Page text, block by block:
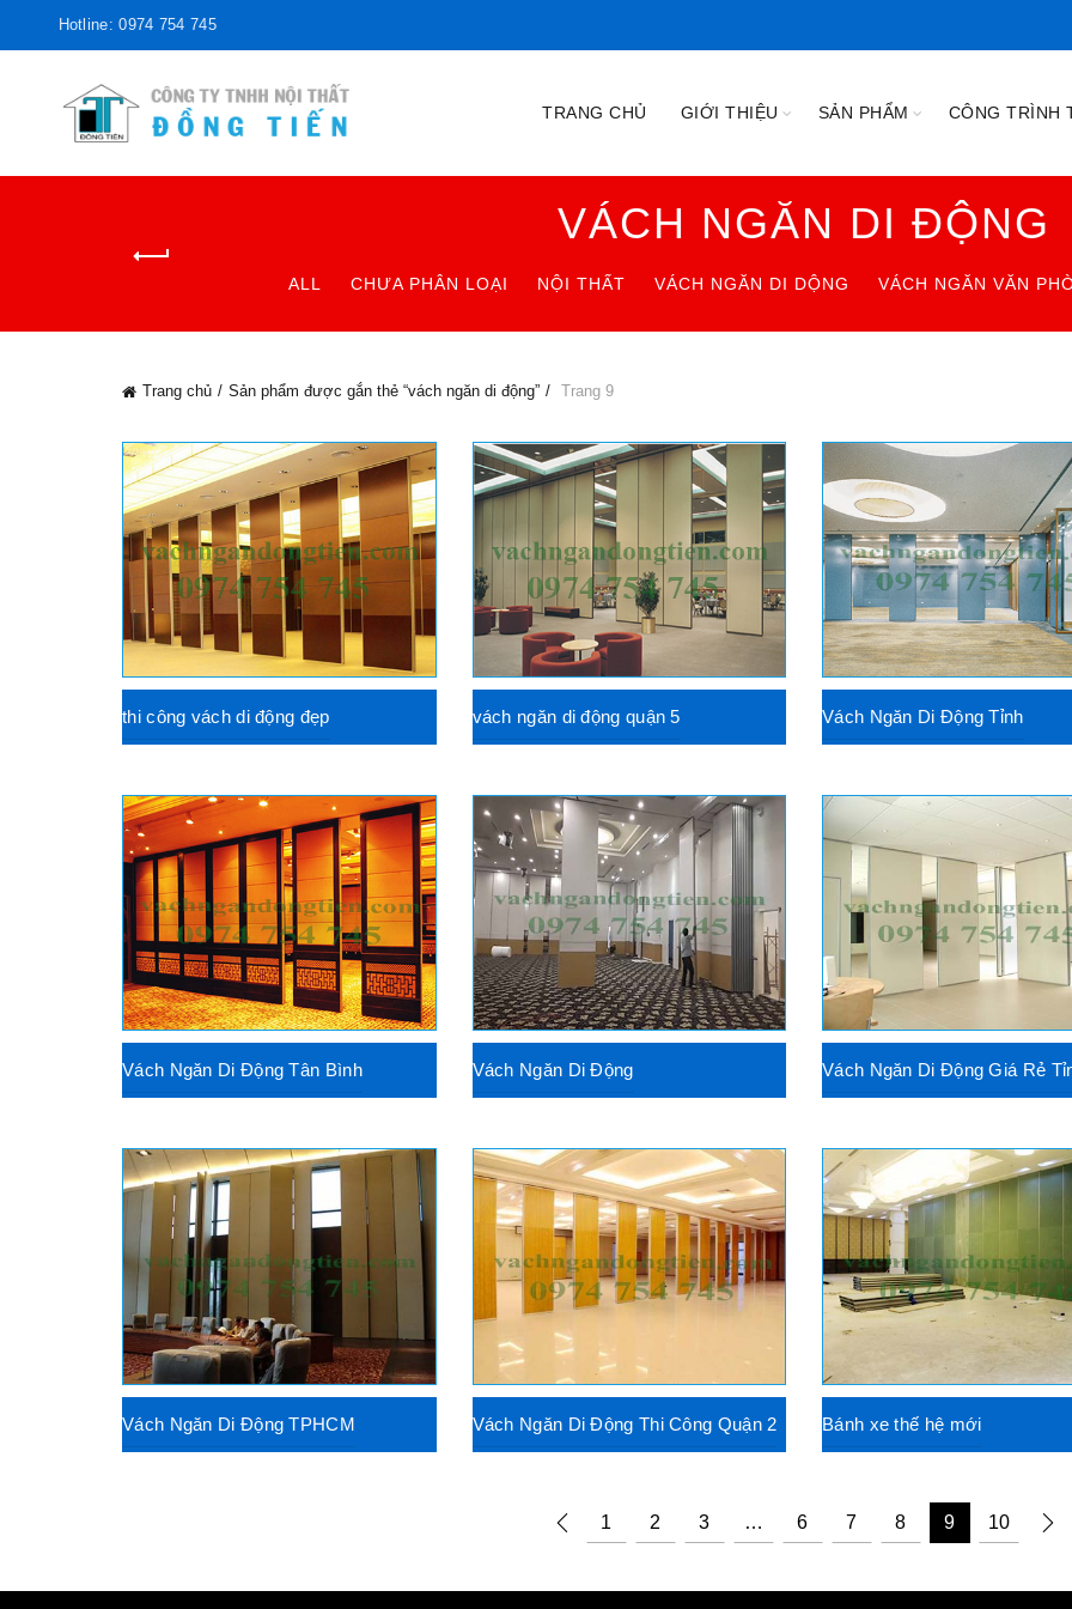
Hotline: 0974 754 745
TRANG CHỦ GIỚI THIỆU SẢN PHẨM CÔNG TRÌNH
VÁCH NGĂN DI ĐỘNG
ALL CHƯA PHÂN LOẠI NỘI THẤT VÁCH NGĂN DI DỘNG VÁCH NGĂN VĂN
Trang chủ Sản phẩm được gắn thẻ “vách ngăn di động” Trang 9
thi công vách di động đẹp vách ngăn di động quận 5 Vách Ngăn Di Động Tỉnh
Vách Ngăn Di Động Tân Bình Vách Ngăn Di Động Vách Ngăn Di Động Giá Rẻ
Vách Ngăn Di Động TPHCM Vách Ngăn Di Động Thi Công Quận 2 Bánh xe thế hệ mới
1 2 3 … 6 7 8 9 10